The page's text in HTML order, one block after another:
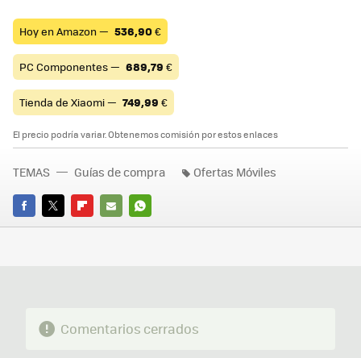
Hoy en Amazon — 536,90€
PC Componentes — 689,79 €
Tienda de Xiaomi — 749,99 €
El precio podría variar. Obtenemos comisión por estos enlaces
FACEBOOK
TWITTERFLIPBOARD
E-
WHATSAPP
TEMAS Guías de compra Ofertas Móviles
Comentarios cerrados